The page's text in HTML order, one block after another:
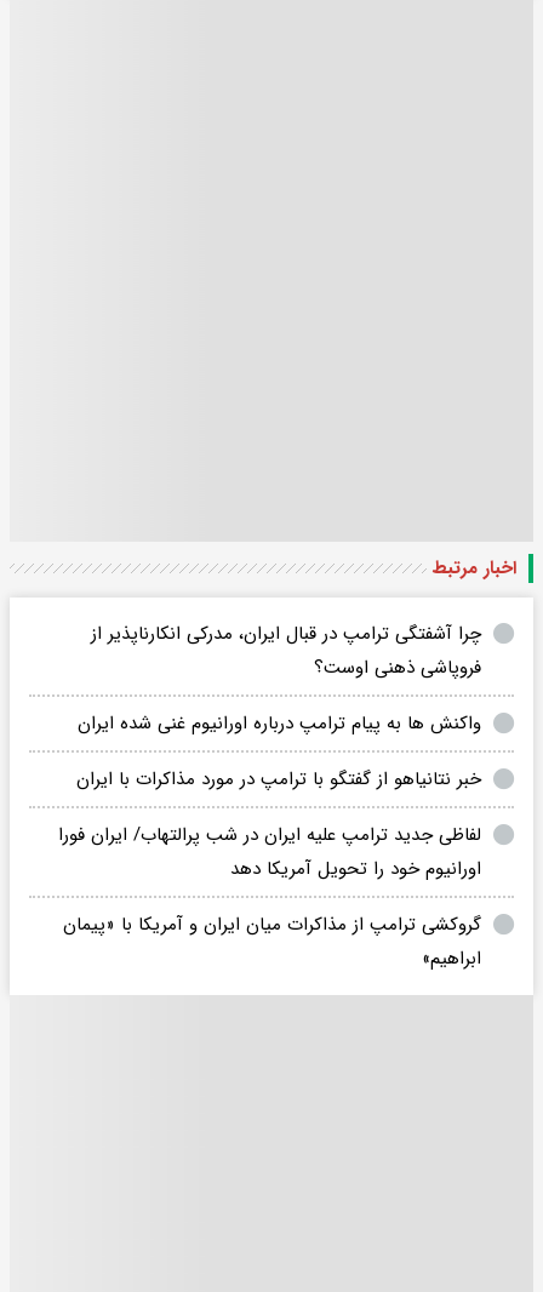
اخبار مرتبط
چرا آشفتگی ترامپ در قبال ایران، مدرکی انکارناپذیر از
فروپاشی ذهنی اوست؟
واکنش ها به پیام ترامپ درباره اورانیوم غنی شده ایران
خبر نتانیاهو از گفتگو با ترامپ در مورد مذاکرات با ایران
لفاظی جدید ترامپ علیه ایران در شب پرالتهاب/ ایران فورا
اورانیوم خود را تحویل آمریکا دهد
گروکشی ترامپ از مذاکرات میان ایران و آمریکا با «پیمان
ابراهیم»